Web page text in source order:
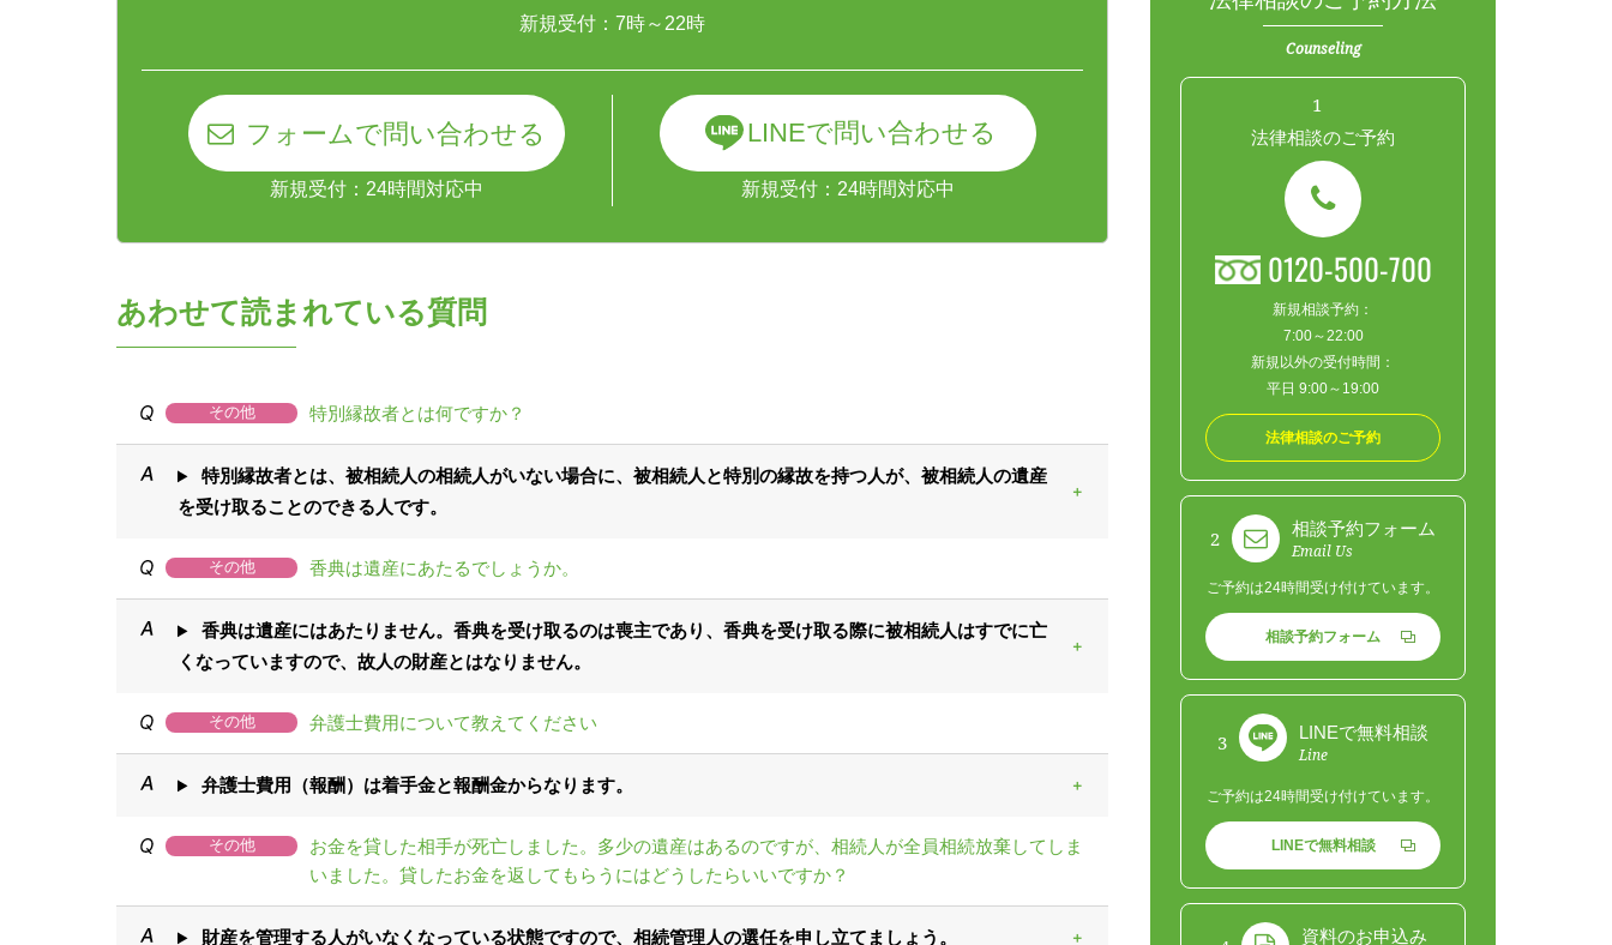
新規受付：7時～22時
フォームで問い合わせる
新規受付：24時間対応中
LINEで問い合わせる
新規受付：24時間対応中
あわせて読まれている質問
その他 特別縁故者とは何ですか？
特別縁故者とは、被相続人の相続人がいない場合に、被相続人と特別の縁故を持つ人が、被相続人の遺産
を受け取ることのできる人です。
その他 香典は遺産にあたるでしょうか。
香典は遺産にはあたりません。香典を受け取るのは喪主であり、香典を受け取る際に被相続人はすでに亡
くなっていますので、故人の財産とはなりません。
その他 弁護士費用について教えてください
弁護士費用（報酬）は着手金と報酬金からなります。
その他
お金を貸した相手が死亡しました。多少の遺産はあるのですが、相続人が全員相続放棄してしま
いました。貸したお金を返してもらうにはどうしたらいいですか？
財産を管理する人がいなくなっている状態ですので、相続管理人の選任を申し立てましょう。
Counseling
1
法律相談のご予約
0120-500-700
新規相談予約：
7:00～22:00
新規以外の受付時間：
平日 9:00～19:00
法律相談のご予約
2
相談予約フォーム
Email Us
ご予約は24時間受け付けています。
相談予約フォーム
3
LINEで無料相談
Line
ご予約は24時間受け付けています。
LINEで無料相談
資料のお申込み